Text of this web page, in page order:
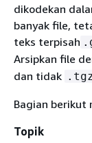
dikodekan
banyak file,
teks terpisah
Arsipkan file
dan tidak
Bagian berikut
Topik